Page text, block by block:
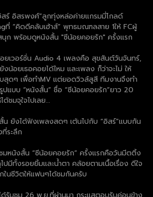
ร์ อิสรพงศ์”ลูกทุ่งหล่อค่ายแกรมมี่โกลด์
ที่ “คิดดีคลับเฮ้าส์” พุทธมณฑลสาย 1ให้ FCผู้
นุก พร้อมดูหนังสั้น "ซีน้อยคอยรัก" ครั้งแรก
ยเวอร์ชั่น Audio 4 เพลงคือ สุขสันต์วันจันทร์,
น้อยเธอคอยได้ไหม และเพลง ก็ว่าจะไม่ ให้
สุดๆ เพื่อทำMV แต่ยอดวิวส์สูสี ทีมงานจึงทำ
ปแบบ “หนังสั้น” ชื่อ “ซีน้อยคอยรัก”ยาว 20
ชมจุใจไปเลย...
น ยังได้ฟังเพลงสดๆ เต้นไปกับ “อิสร์”แบบกัน
ระลึก
ชมหนังสั้น “ซีน้อยคอยรัก” ครั้งแรกคือวันมีตติ้ง
ปมีทั้งรอยยิ้มและน้ำตา คล้อยตามเนื้อเรื่อง ดีใจ
นชีวิตให้แฟนๆได้ชมกันครับ